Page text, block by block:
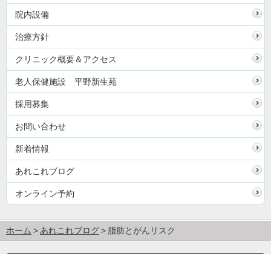
院内設備
治療方針
クリニック概要＆アクセス
老人保健施設 平野新生苑
採用募集
お問い合わせ
新着情報
あれこれブログ
オンライン予約
ホーム あれこれブログ 脂肪とがんリスク